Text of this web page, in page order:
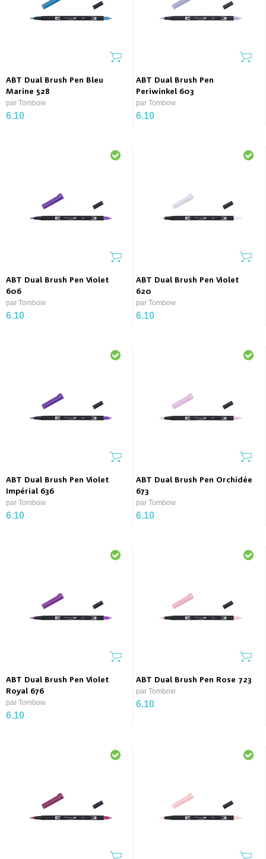
ABT Dual Brush Pen Bleu
Marine 528
par Tombow
6.10
ABT Dual Brush Pen
Periwinkel 603
par Tombow
6.10
ABT Dual Brush Pen Violet
606
par Tombow
6.10
ABT Dual Brush Pen Violet
620
par Tombow
6.10
ABT Dual Brush Pen Violet
Impérial 636
par Tombow
6.10
ABT Dual Brush Pen Orchidée
673
par Tombow
6.10
ABT Dual Brush Pen Violet
Royal 676
par Tombow
6.10
ABT Dual Brush Pen Rose 723
par Tombow
6.10